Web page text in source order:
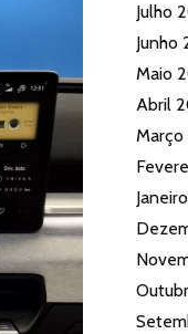
Julho
Junho
Maio
Abril